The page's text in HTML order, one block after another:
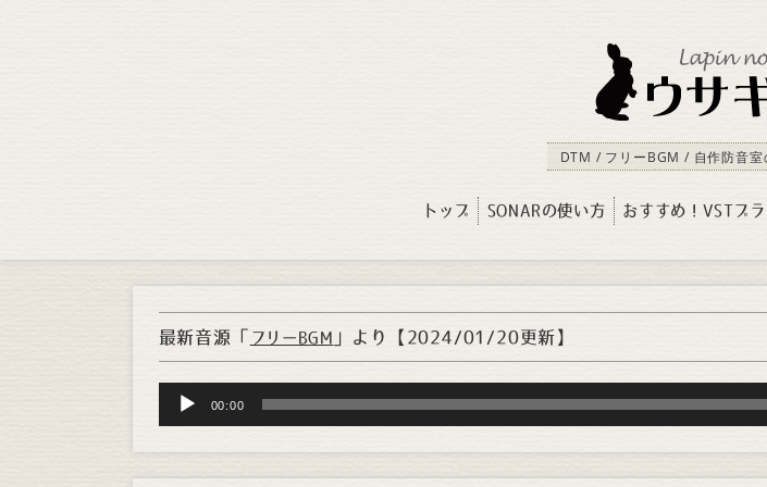
DTM / フリーBGM / 自作防音
トップ SONARの使い方 おすすめ！VSTプ
最新音源「 フリーBGM 」より 【2024/01/20更新】
Audio
Player
00:00